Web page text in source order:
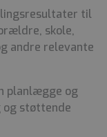
til
skole,
andre relevante
planlægge og
og støttende